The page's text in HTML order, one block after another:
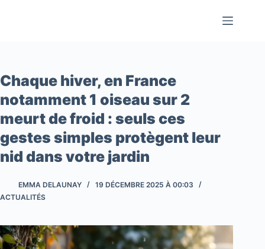
Chaque hiver, en France
notamment 1 oiseau sur 2
meurt de froid : seuls ces
gestes simples protègent leur
nid dans votre jardin
EMMA DELAUNAY
19 DÉCEMBRE 2025 À 00:03
ACTUALITÉS